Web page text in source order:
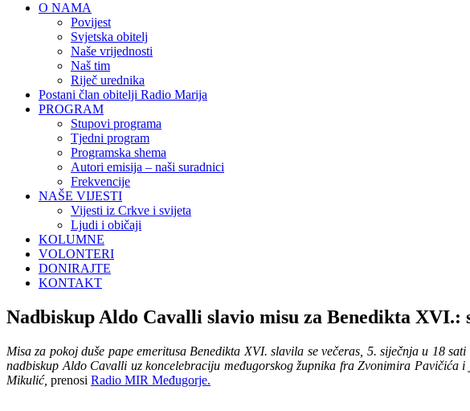
O NAMA
Povijest
Svjetska obitelj
Naše vrijednosti
Naš tim
Riječ urednika
Postani član obitelji Radio Marija
PROGRAM
Stupovi programa
Tjedni program
Programska shema
Autori emisija – naši suradnici
Frekvencije
NAŠE VIJESTI
Vijesti iz Crkve i svijeta
Ljudi i običaji
KOLUMNE
VOLONTERI
DONIRAJTE
KONTAKT
Nadbiskup Aldo Cavalli slavio misu za Benedikta XVI.:
Misa za pokoj duše pape emeritusa Benedikta XVI. slavila se večeras, 5. siječnja u 18
nadbiskup Aldo Cavalli uz koncelebraciju međugorskog župnika fra Zvonimira
Mikulić, prenosi Radio MIR Međugorje.